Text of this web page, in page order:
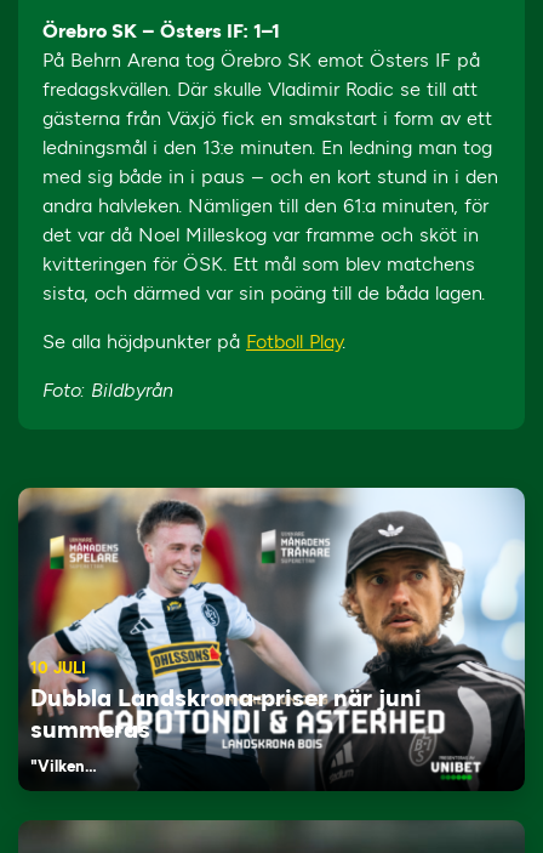
Örebro SK – Östers IF: 1–1
På Behrn Arena tog Örebro SK emot Östers IF på
fredagskvällen. Där skulle Vladimir Rodic se till att
gästerna från Växjö fick en smakstart i form av ett
ledningsmål i den 13:e minuten. En ledning man tog
med sig både in i paus – och en kort stund in i den
andra halvleken. Nämligen till den 61:a minuten, för
det var då Noel Milleskog var framme och sköt in
kvitteringen för ÖSK. Ett mål som blev matchens
sista, och därmed var sin poäng till de båda lagen.
Se alla höjdpunkter på Fotboll Play.
Foto: Bildbyrån
10 JULI
Dubbla Landskrona-priser när juni
summeras
"Vilken…